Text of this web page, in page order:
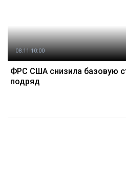
08.11 10:00
ФРС США снизила базовую
подряд